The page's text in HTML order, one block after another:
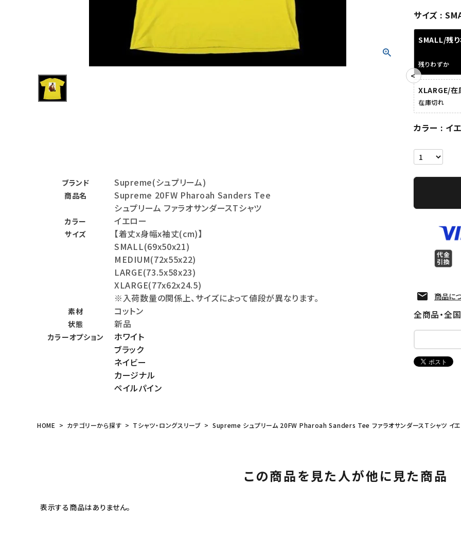
ジャケット・アウター
キャップ・ハット
スニーカー・ブーツ
ACCOUNT MENU
ようこそ ゲスト 様
会員登録
ブランド Supreme(シュプリーム)
商品名
Supreme 20FW Pharoah Sanders Tee
シュプリーム ファラオサンダースTシャツ
カラー イエロー
サイズ
【着丈x身幅x袖丈(cm)】
SMALL(69x50x21)
MEDIUM(72x55x22)
LARGE(73.5x58x23)
XLARGE(77x62x24.5)
※入荷数量の関係上、サイズによって値段が異なります。
素材 コットン
状態 新品
カラーオプション
ホワイト
ブラック
ネイビー
カージナル
ペイルパイン
サイズ
SMALL/残
残りわずか
XLARGE/在
在庫切れ
カラー イ
商品に
全商品・全
HOME カテゴリーから探す Tシャツ・ロングスリーブ Supreme シュプリーム 20FW Pharoah Sanders Tee ファラオサンダースTシャツ イ
この商品を見た人が他に見た商品
表示する商品はありません。